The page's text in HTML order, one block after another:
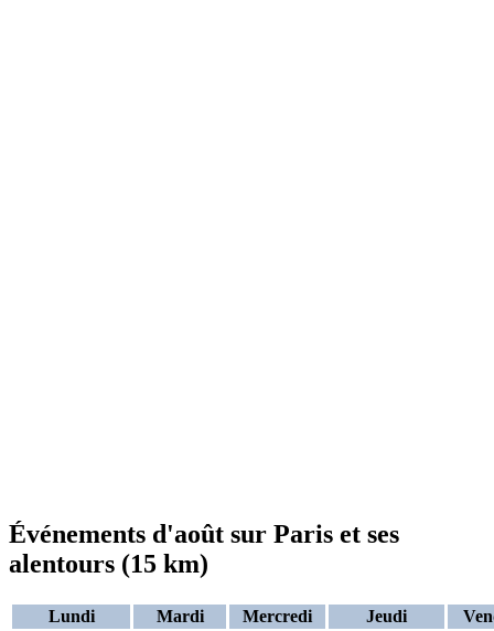
Événements d'août sur Paris et ses
alentours (15 km)
Lundi Mardi Mercredi Jeudi